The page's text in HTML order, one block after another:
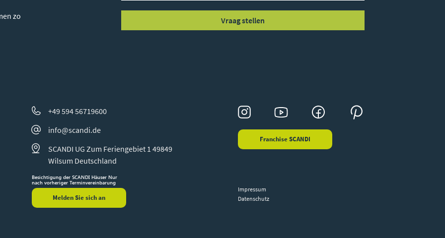
zo
Vraag stellen
+49 594 56719600
info@scandi.de
SCANDI UG Zum Feriengebiet 1 49849
Wilsum Deutschland
Impressum
Datenschutz
Franchise SCANDI
Melden Sie sich an
Besichtigung der SCANDI Häuser Nur
nach vorheriger Terminvereinbarung